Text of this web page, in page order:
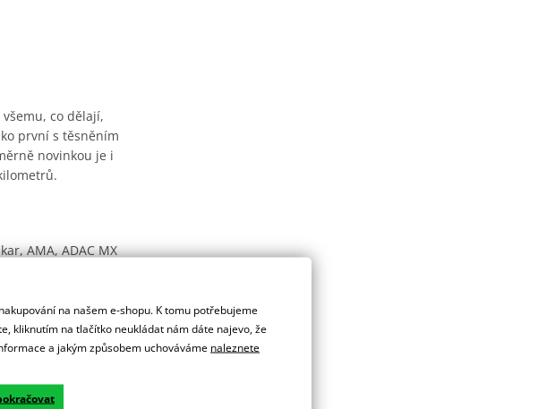
co dělají,
první s těsněním
novinkou je i
AMA, ADAC MX
odlehčená.
na našem e-shopu. K tomu potřebujeme
kliknutím na tlačítko neukládat nám dáte najevo, že
a jakým způsobem uchováváme naleznete